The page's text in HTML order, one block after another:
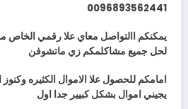
0096893562441
يمكنكم االتواصل معاي علا رقمي الخاص
لحل جميع مشاكلمكم زي ماتشوفن
امامكم للحصول علا الاموال الكثيره وكنوز
يجيني اموال بشكل كبيير جدا اول